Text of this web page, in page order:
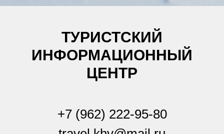
ТУРИСТСКИЙ
ИНФОРМАЦИОННЫЙ
ЦЕНТР
+7 (962) 222-95-80